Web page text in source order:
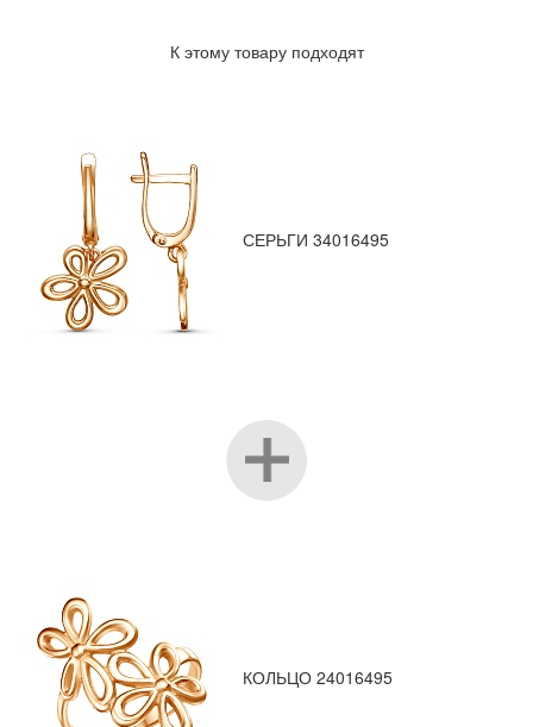
К этому товару подходят
СЕРЬГИ 34016495
КОЛЬЦО 24016495